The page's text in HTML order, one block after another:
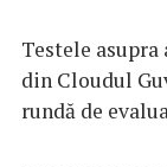
Testele
din Cloudul
rundă de